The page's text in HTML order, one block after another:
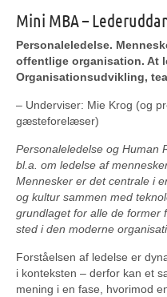
Mini MBA –
Personaleledelse.
offentlige organisation. At
Organisationsudvikling,
– Underviser: Mie Krog (og
gæsteforelæser)
Personaleledelse og Human
bl.a. om ledelse af
Mennesker er det centrale i
og kultur sammen med
grundlaget for alle de former
sted i den moderne
Forståelsen af ledelse er
i konteksten – derfor kan et
mening i en fase, hvorimod